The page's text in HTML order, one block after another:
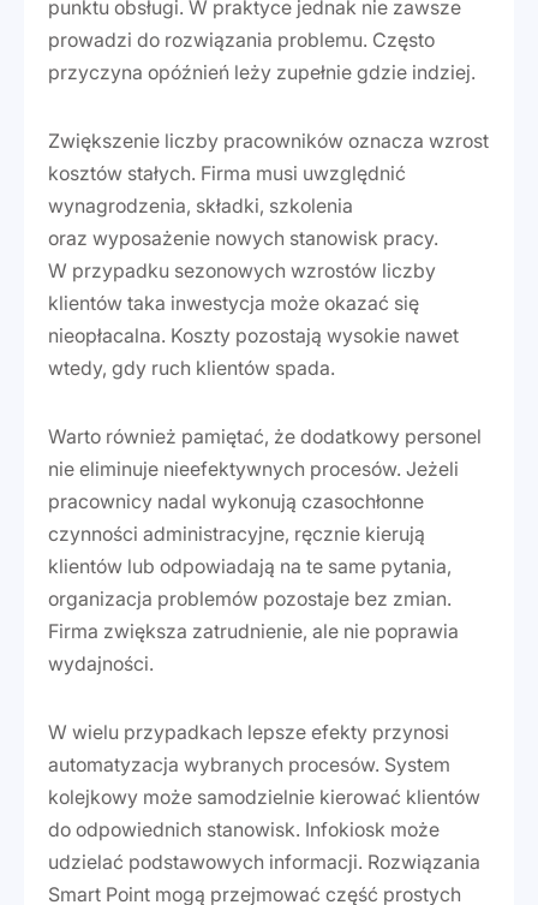
punktu obsługi. W praktyce jednak nie zawsze
prowadzi do rozwiązania problemu. Często
przyczyna opóźnień leży zupełnie gdzie indziej.
Zwiększenie liczby pracowników oznacza wzrost
kosztów stałych. Firma musi uwzględnić
wynagrodzenia, składki, szkolenia
oraz wyposażenie nowych stanowisk pracy.
W przypadku sezonowych wzrostów liczby
klientów taka inwestycja może okazać się
nieopłacalna. Koszty pozostają wysokie nawet
wtedy, gdy ruch klientów spada.
Warto również pamiętać, że dodatkowy personel
nie eliminuje nieefektywnych procesów. Jeżeli
pracownicy nadal wykonują czasochłonne
czynności administracyjne, ręcznie kierują
klientów lub odpowiadają na te same pytania,
organizacja problemów pozostaje bez zmian.
Firma zwiększa zatrudnienie, ale nie poprawia
wydajności.
W wielu przypadkach lepsze efekty przynosi
automatyzacja wybranych procesów. System
kolejkowy może samodzielnie kierować klientów
do odpowiednich stanowisk. Infokiosk może
udzielać podstawowych informacji. Rozwiązania
Smart Point mogą przejmować część prostych